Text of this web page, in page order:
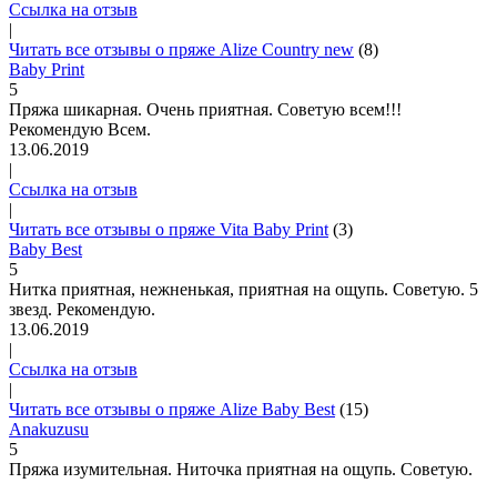
Ссылка на отзыв
|
Читать все отзывы о пряже Alize Country new (8)
Baby Print
5
Пряжа шикарная. Очень приятная. Советую всем!!!
Рекомендую Всем.
13.06.2019
|
Ссылка на отзыв
|
Читать все отзывы о пряже Vita Baby Print (3)
Baby Best
5
Нитка приятная, нежненькая, приятная на ощупь. Советую. 5
звезд. Рекомендую.
13.06.2019
|
Ссылка на отзыв
|
Читать все отзывы о пряже Alize Baby Best (15)
Anakuzusu
5
Пряжа изумительная. Ниточка приятная на ощупь. Советую.